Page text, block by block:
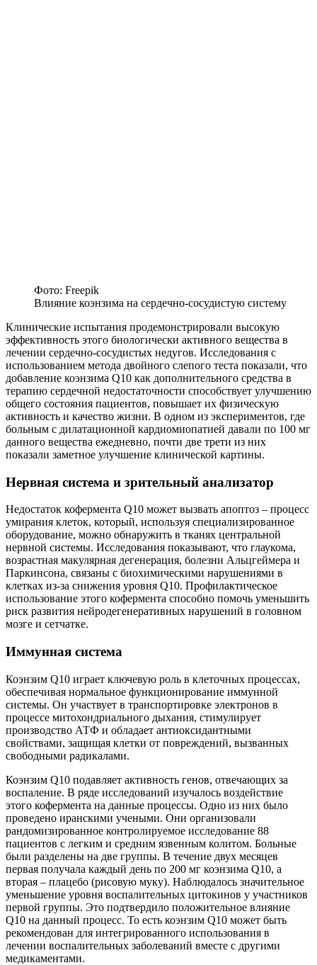
Фото: Freepik
Влияние коэнзима на сердечно-сосудистую систему
Клинические испытания продемонстрировали высокую
эффективность этого биологически активного вещества в
лечении сердечно-сосудистых недугов. Исследования с
использованием метода двойного слепого теста показали, что
добавление коэнзима Q10 как дополнительного средства в
терапию сердечной недостаточности способствует улучшению
общего состояния пациентов, повышает их физическую
активность и качество жизни. В одном из экспериментов, где
больным с дилатационной кардиомиопатией давали по 100 мг
данного вещества ежедневно, почти две трети из них
показали заметное улучшение клинической картины.
Нервная система и зрительный анализатор
Недостаток кофермента Q10 может вызвать апоптоз – процесс
умирания клеток, который, используя специализированное
оборудование, можно обнаружить в тканях центральной
нервной системы. Исследования показывают, что глаукома,
возрастная макулярная дегенерация, болезни Альцгеймера и
Паркинсона, связаны с биохимическими нарушениями в
клетках из-за снижения уровня Q10. Профилактическое
использование этого кофермента способно помочь уменьшить
риск развития нейродегенеративных нарушений в головном
мозге и сетчатке.
Иммунная система
Коэнзим Q10 играет ключевую роль в клеточных процессах,
обеспечивая нормальное функционирование иммунной
системы. Он участвует в транспортировке электронов в
процессе митохондриального дыхания, стимулирует
производство АТФ и обладает антиоксидантными
свойствами, защищая клетки от повреждений, вызванных
свободными радикалами.
Коэнзим Q10 подавляет активность генов, отвечающих за
воспаление. В ряде исследований изучалось воздействие
этого кофермента на данные процессы. Одно из них было
проведено иранскими учеными. Они организовали
рандомизированное контролируемое исследование 88
пациентов с легким и средним язвенным колитом. Больные
были разделены на две группы. В течение двух месяцев
первая получала каждый день по 200 мг коэнзима Q10, а
вторая – плацебо (рисовую муку). Наблюдалось значительное
уменьшение уровня воспалительных цитокинов у участников
первой группы. Это подтвердило положительное влияние
Q10 на данный процесс. То есть коэнзим Q10 может быть
рекомендован для интегрированного использования в
лечении воспалительных заболеваний вместе с другими
медикаментами.